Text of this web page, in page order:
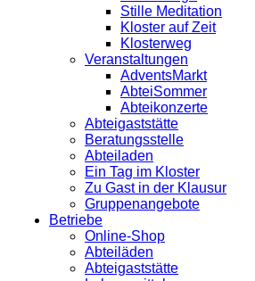
Stille Meditation
Kloster auf Zeit
Klosterweg
Veranstaltungen
AdventsMarkt
AbteiSommer
Abteikonzerte
Abteigaststätte
Beratungsstelle
Abteiladen
Ein Tag im Kloster
Zu Gast in der Klausur
Gruppenangebote
Betriebe
Online-Shop
Abteiläden
Abteigaststätte